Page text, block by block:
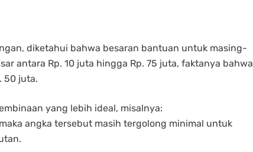
diketahui bahwa besaran bantuan untuk masing-
antara Rp. 10 juta hingga Rp. 75 juta, faktanya bahwa
50 juta.
yang lebih ideal, misalnya:
angka tersebut masih tergolong minimal untuk